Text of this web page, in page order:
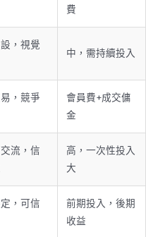
費
，視覺
中，需持續投入
，競爭
會員費+成交傭
金
流，信
高，一次性投入
大
，可信
前期投入，後期
收益